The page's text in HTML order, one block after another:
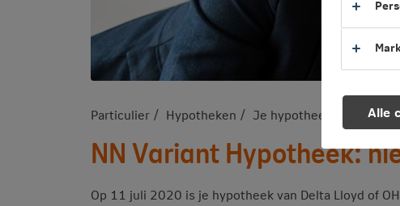
Particulier Hypotheken Je hypotheek NN
NN Variant Hypotheek:
Op 11 juli 2020 is je hypotheek van Delta Lloyd of
Alle